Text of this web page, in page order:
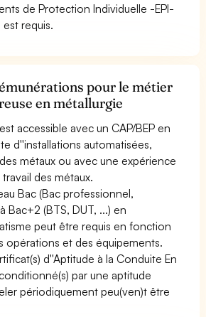
de Protection Individuelle -EPI-
est requis.
pour le métier
en métallurgie
accessible avec un CAP/BEP en
d''installations automatisées,
métaux ou avec une expérience
des métaux.
Bac (Bac professionnel,
Bac+2 (BTS, DUT, ...) en
peut être requis en fonction
opérations et des équipements.
d''Aptitude à la Conduite En
par une aptitude
périodiquement peu(ven)t être